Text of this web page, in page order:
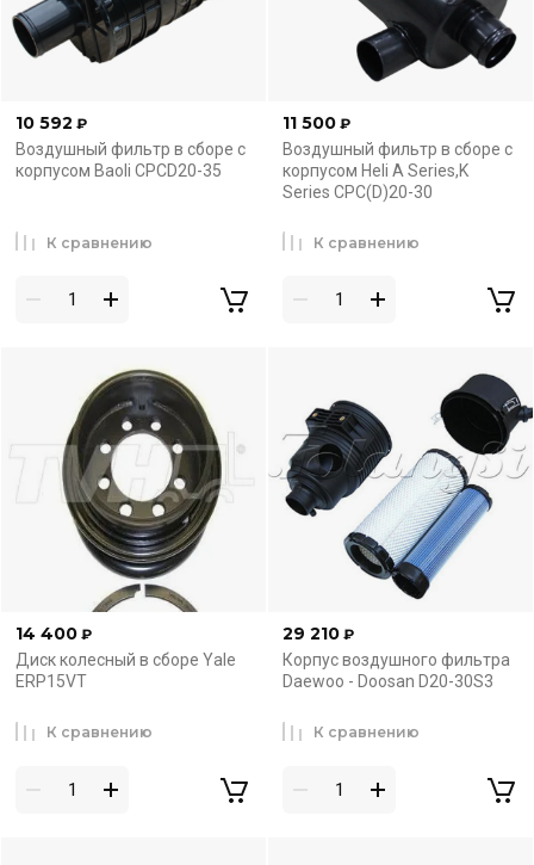
10 592 ₽
Воздушный фильтр в сборе с
корпусом Baoli CPCD20-35
К сравнению
11 500 ₽
Воздушный фильтр в сборе с
корпусом Heli A Series,K
Series CPC(D)20-30
К сравнению
14 400 ₽
Диск колесный в сборе Yale
ERP15VT
К сравнению
29 210 ₽
Корпус воздушного фильтра
Daewoo - Doosan D20-30S3
К сравнению